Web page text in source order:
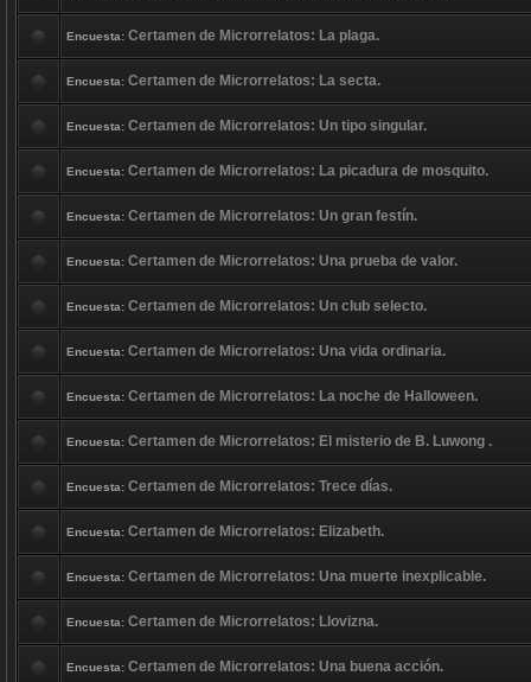
Encuesta: Certamen de Microrrelatos: La plaga.
Encuesta: Certamen de Microrrelatos: La secta.
Encuesta: Certamen de Microrrelatos: Un tipo singular.
Encuesta: Certamen de Microrrelatos: La picadura de mosquito.
Encuesta: Certamen de Microrrelatos: Un gran festín.
Encuesta: Certamen de Microrrelatos: Una prueba de valor.
Encuesta: Certamen de Microrrelatos: Un club selecto.
Encuesta: Certamen de Microrrelatos: Una vida ordinaria.
Encuesta: Certamen de Microrrelatos: La noche de Halloween.
Encuesta: Certamen de Microrrelatos: El misterio de B. Luwong .
Encuesta: Certamen de Microrrelatos: Trece días.
Encuesta: Certamen de Microrrelatos: Elizabeth.
Encuesta: Certamen de Microrrelatos: Una muerte inexplicable.
Encuesta: Certamen de Microrrelatos: Llovizna.
Encuesta: Certamen de Microrrelatos: Una buena acción.